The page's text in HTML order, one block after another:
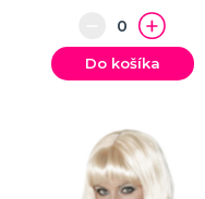
Do košíka